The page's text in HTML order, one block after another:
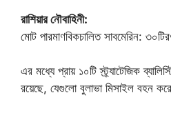
রাশিয়ার নৌবাহিনী:
মোট পারমাণবিকচালিত সাবমেরিন:
এর মধ্যে প্রায় ১০টি স্ট্র্যাটেজিক
রয়েছে, যেগুলো বুলাভা মিসাইল বহন